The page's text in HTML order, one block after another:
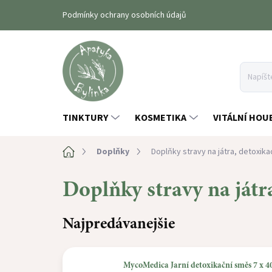
obsah
Podmínky ochrany osobních údajů
TINKTURY KOSMETIKA VITÁLNÍ
DomovDoplňky Doplňky stravy na játra,
Doplňky stravy na
Najpredávanejšie
MycoMedica Jarní detoxikační směs 7 x